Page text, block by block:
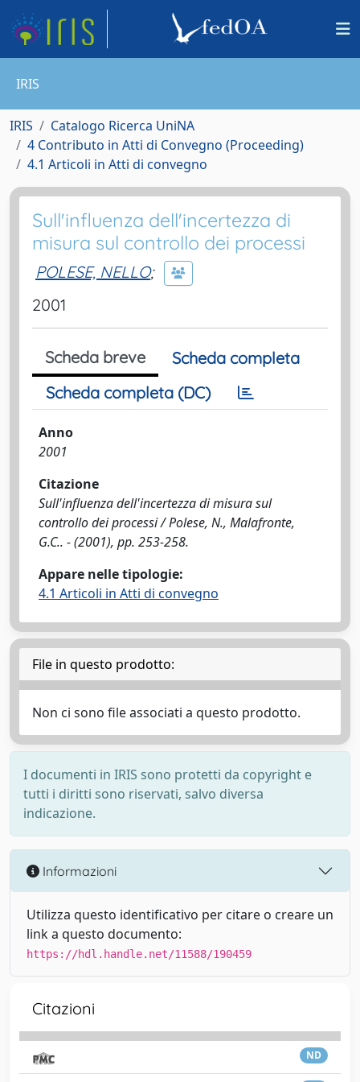
IRIS
IRIS
Catalogo Ricerca UniNA
4 Contributo in Atti di Convegno (Proceeding)
4.1 Articoli in Atti di convegno
Sull'influenza dell'incertezza di
misura sul controllo dei processi
POLESE, NELLO;
2001
Scheda breve
Scheda completa
Scheda completa (DC)
Anno
2001
Citazione
Sull'influenza dell'incertezza di misura sul
controllo dei processi / Polese, N., Malafronte,
G.C.. - (2001), pp. 253-258.
Appare nelle tipologie:
4.1 Articoli in Atti di convegno
File in questo prodotto:
Non ci sono file associati a questo prodotto.
I documenti in IRIS sono protetti da copyright e
tutti i diritti sono riservati, salvo diversa
indicazione.
Informazioni
Utilizza questo identificativo per citare o creare un
link a questo documento:
https://hdl.handle.net/11588/190459
Citazioni
ND